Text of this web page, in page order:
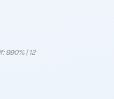
9.90% | 12